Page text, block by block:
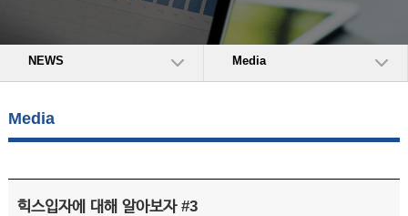
NEWS Media
Media
힉스입자에 대해 알아보자 #3